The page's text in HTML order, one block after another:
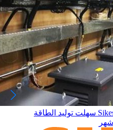
التالي: محولات الطاقة الشمسية Sikes سهلت توليد الطاقة